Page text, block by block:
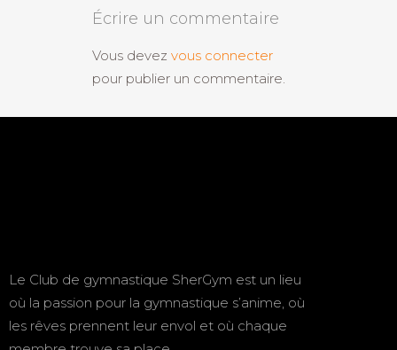
Écrire un commentaire
Vous devez vous connecter
pour publier un commentaire.
Le Club de gymnastique SherGym est un lieu
où la passion pour la gymnastique s’anime, où
les rêves prennent leur envol et où chaque